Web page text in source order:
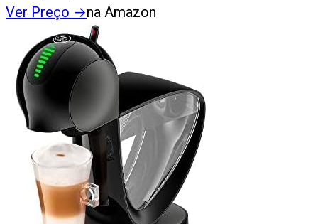
Ver Preço →na Amazon